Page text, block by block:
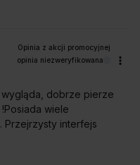
opinia niezweryfikowana
wygląda, dobrze pierze
!Posiada wiele
Przejrzysty interfejs